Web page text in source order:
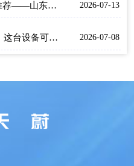
北斗气象站源头厂家top1推荐——山东天蔚 2026-07-13
在线扬尘监测仪推荐型号：这台设备可同步监测PM2.5、PM10、TSP等核心扬尘颗粒物指标 2026-07-08